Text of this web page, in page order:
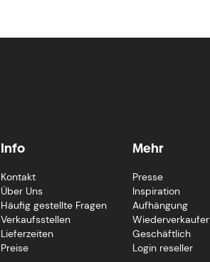
Info
Kontakt
Über Uns
Häufig gestellte Fragen
Verkaufsstellen
Lieferzeiten
Preise
Mehr
Presse
Inspiration
Aufhängung
Wiederverkaufer
Geschäftlich
Login reseller